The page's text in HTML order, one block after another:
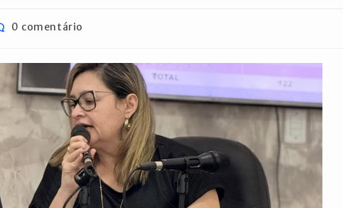
0 comentário